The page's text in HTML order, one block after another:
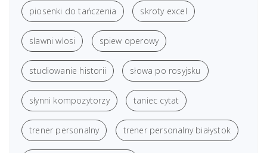
piosenki do tańczenia skroty excel
slawni wlosi spiew operowy
studiowanie historii słowa po rosyjsku
słynni kompozytorzy taniec cytat
trener personalny trener personalny białystok